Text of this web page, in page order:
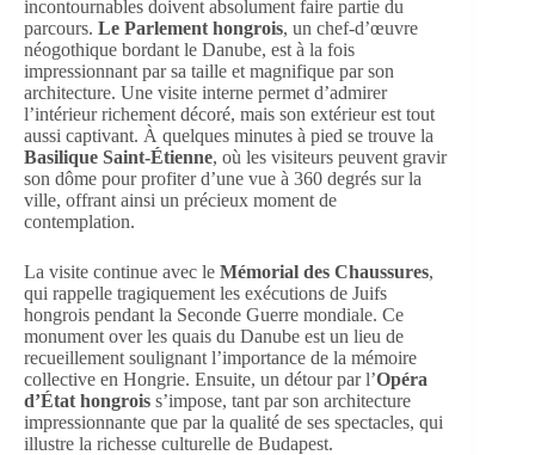
incontournables doivent absolument faire partie du
parcours. Le Parlement hongrois, un chef-d’œuvre
néogothique bordant le Danube, est à la fois
impressionnant par sa taille et magnifique par son
architecture. Une visite interne permet d’admirer
l’intérieur richement décoré, mais son extérieur est tout
aussi captivant. À quelques minutes à pied se trouve la
Basilique Saint-Étienne, où les visiteurs peuvent gravir
son dôme pour profiter d’une vue à 360 degrés sur la
ville, offrant ainsi un précieux moment de
contemplation.
La visite continue avec le Mémorial des Chaussures,
qui rappelle tragiquement les exécutions de Juifs
hongrois pendant la Seconde Guerre mondiale. Ce
monument over les quais du Danube est un lieu de
recueillement soulignant l’importance de la mémoire
collective en Hongrie. Ensuite, un détour par l’Opéra
d’État hongrois s’impose, tant par son architecture
impressionnante que par la qualité de ses spectacles, qui
illustre la richesse culturelle de Budapest.